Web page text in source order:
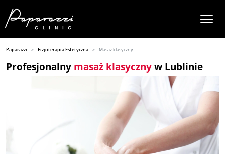
Paparazzi Fizjoterapia Estetyczna Masaż klasyczny
Profesjonalny masaż klasycznyw Lublinie